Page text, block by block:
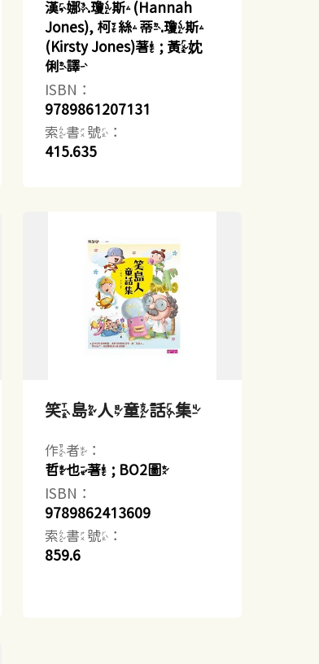
漢娜.瓊斯(Hannah
Jones), 柯絲蒂.瓊斯
(Kirsty Jones)著 ; 黃妉
俐譯
ISBN：
9789861207131
索書號：
415.635
笑島人童話集
作者：
哲也著 ; BO2圖
ISBN：
9789862413609
索書號：
859.6